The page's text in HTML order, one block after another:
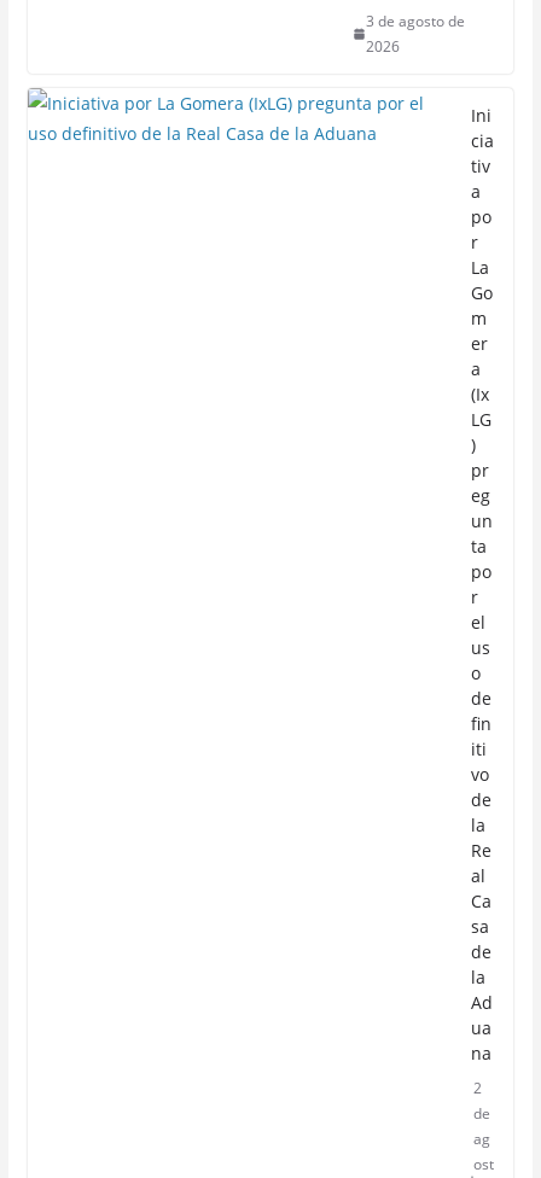
3 de agosto de
2026
Ini
cia
tiv
a
po
r
La
Go
m
er
a
(Ix
LG
)
pr
eg
un
ta
po
r
el
us
o
de
fin
iti
vo
de
la
Re
al
Ca
sa
de
la
Ad
ua
na
2
de
ag
ost